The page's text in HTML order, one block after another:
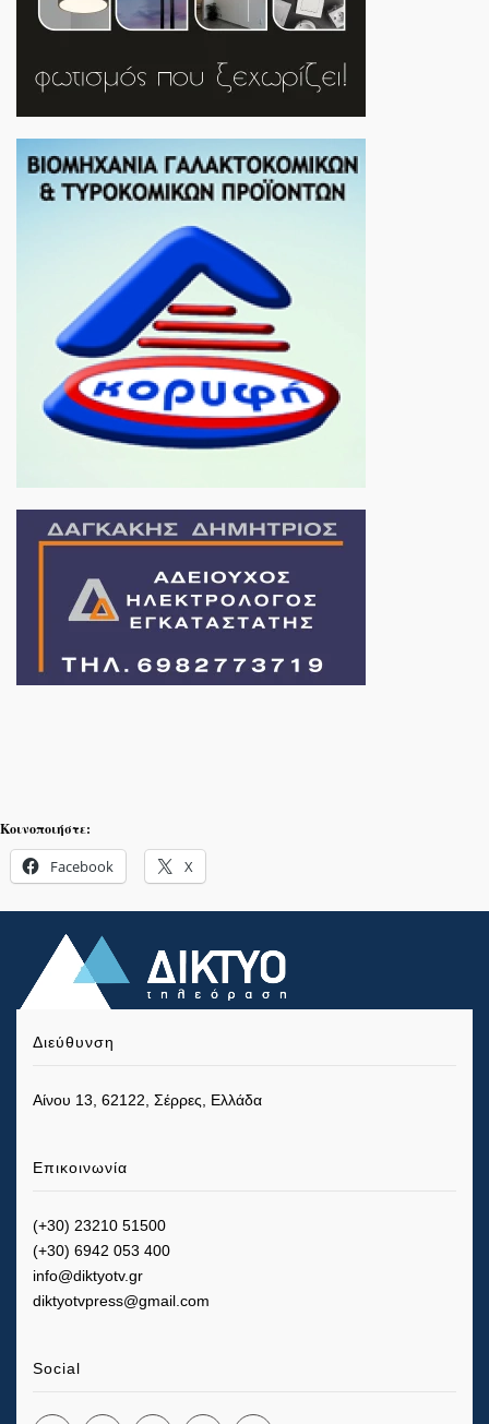
Κοινοποιήστε:
Facebook X
Διεύθυνση
Αίνου 13, 62122, Σέρρες, Ελλάδα
Επικοινωνία
(+30) 23210 51500
(+30) 6942 053 400
info@diktyotv.gr
diktyotvpress@gmail.com
Social